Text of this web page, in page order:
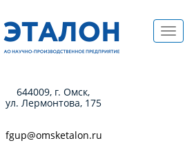
644009, г. Омск,
ул. Лермонтова, 175
fgup@omsketalon.ru